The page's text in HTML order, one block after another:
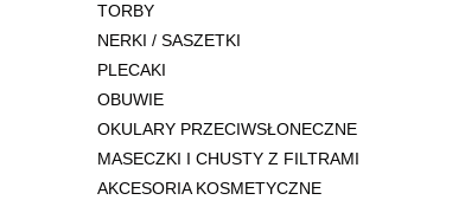
TORBY
NERKI / SASZETKI
PLECAKI
OBUWIE
OKULARY PRZECIWSŁONECZNE
MASECZKI I CHUSTY Z FILTRAMI
AKCESORIA KOSMETYCZNE